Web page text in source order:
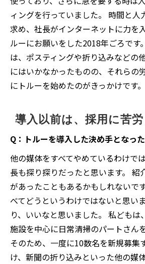
ィングを行っていました。 時間と人
求め、社長がインターネットに力を
ルーにお願いをした2018年ごろです
は、ポスティングや折り込みなどの
にはいかなかったものの、それらの
にトルーを始めたのがきっかけです。
導入以前は、採用に苦
Q：トルーを導入した決め手となっ
他の媒体をすべてやめているわけで
長も探り探りだったと思います。 紹
があったこともあるかもしれないで
べてどうというわけではないと思い
り、いいなと思いました。 私どもは
施設を中心に日常清掃のパートさん
そのため、一度に10数名を新規募集
け、新聞の折り込みといった他の媒